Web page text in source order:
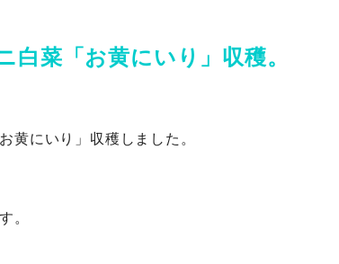
白菜「お黄にいり」収穫。
黄にいり」収穫しました。
。